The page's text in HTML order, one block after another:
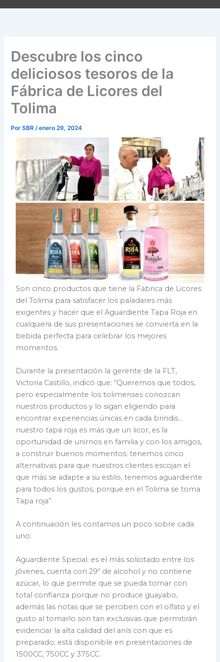
Descubre los cinco
deliciosos tesoros de la
Fábrica de Licores del
Tolima
PorSBR/enero 29, 2024
Son cinco productos que tiene la Fábrica de Licores
del Tolima para satisfacer los paladares más
exigentes y hacer que el Aguardiente Tapa Roja en
cualquiera de sus presentaciones se convierta en la
bebida perfecta para celebrar los mejores
momentos.
Durante la presentación la gerente de la FLT,
Victoria Castillo, indicó que: “Queremos que todos,
pero especialmente los tolimenses conozcan
nuestros productos y lo sigan eligiendo para
encontrar experiencias únicas en cada brindis…
nuestro tapa roja es más que un licor, es la
oportunidad de unirnos en familia y con los amigos,
a construir buenos momentos; tenemos cinco
alternativas para que nuestros clientes escojan el
que más se adapte a su estilo, tenemos aguardiente
para todos los gustos, porque en el Tolima se toma
Tapa roja”
A continuación les contamos un poco sobre cada
uno:
Aguardiente Special: es el más solicitado entre los
jóvenes, cuenta con 29º de alcohol y no contiene
azúcar, lo que permite que se pueda tomar con
total confianza porque no produce guayabo,
además las notas que se perciben con el olfato y el
gusto al tomarlo son tan exclusivas que permitirán
evidenciar la alta calidad del anís con que es
preparado; está disponible en presentaciones de
1500CC, 750CC y 375CC.